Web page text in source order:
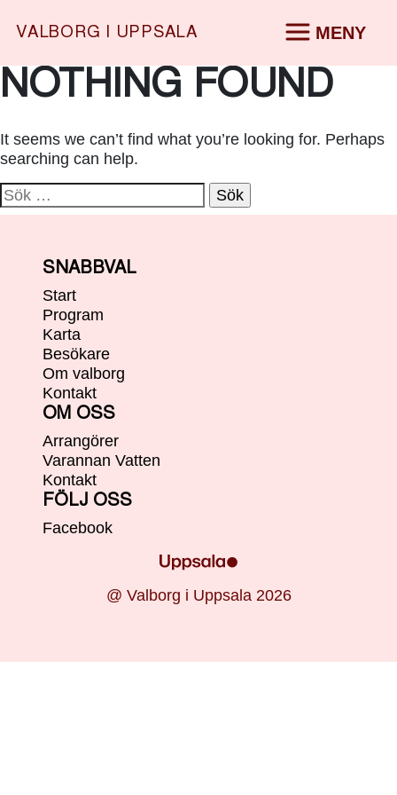
Skip
to
VALBORG I UPPSALA MENY
START
KARTA
BESÖKARE ▶
SV | EN
START
KARTA
BESÖKARE
▶
KONTAKT
SV | EN
NOTHING FOUND
It seems we can’t find what you’re looking for. Perhaps
searching can help.
Sök
efter:
SNABBVAL
Start
Program
Karta
Besökare
Om valborg
Kontakt
OM OSS
Arrangörer
Varannan Vatten
Kontakt
FÖLJ OSS
Facebook
@ Valborg i Uppsala 2026